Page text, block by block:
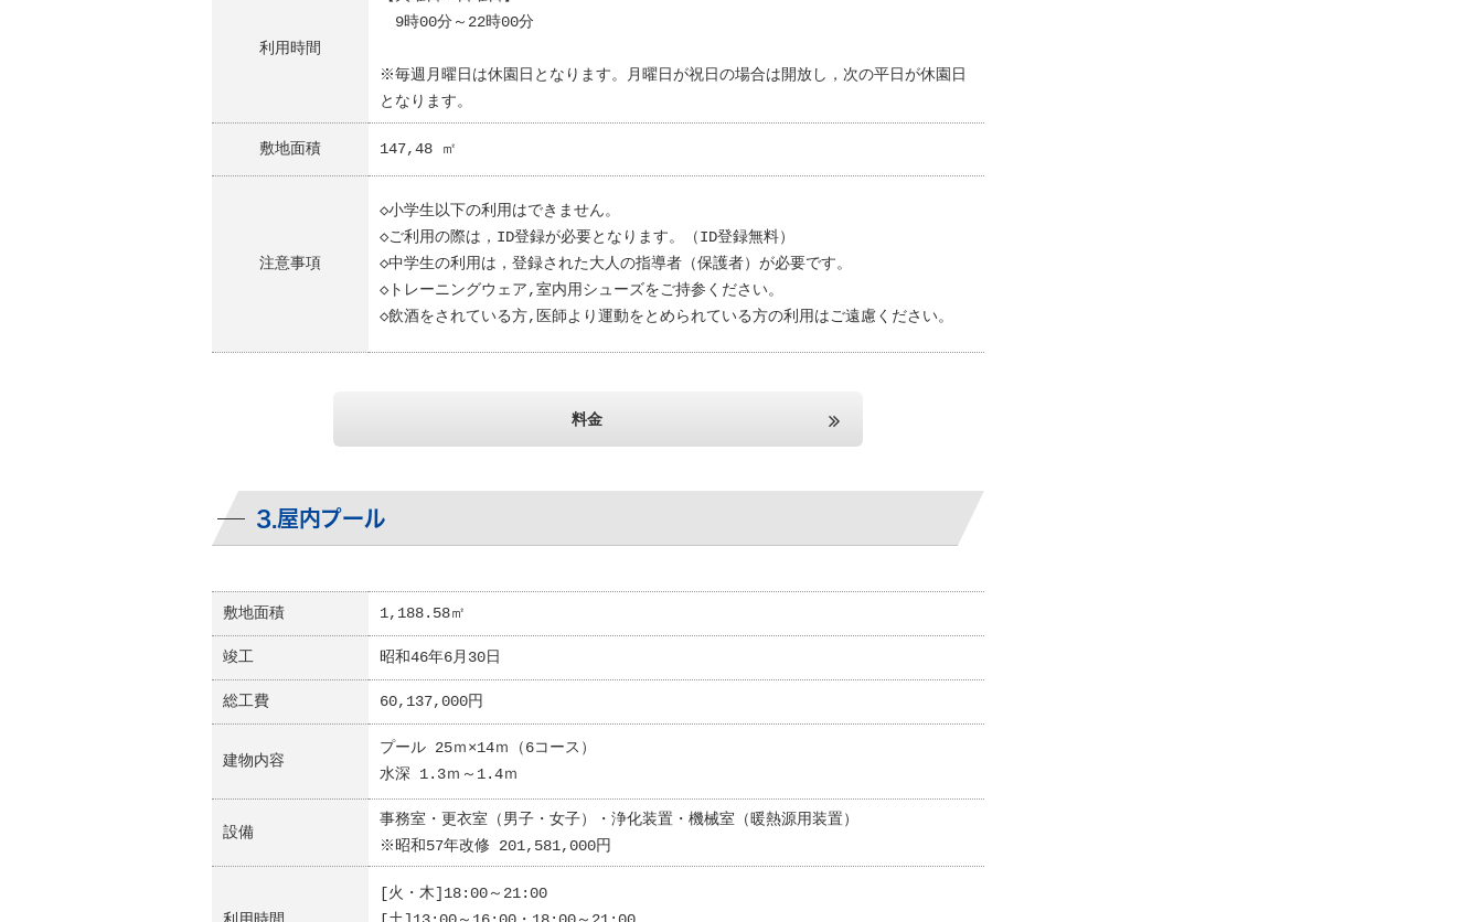
利用時間
9時00分～22時00分
※毎週月曜日は休園日となります。月曜日が祝日の場合は開放し，次の平日が休園日
となります。
敷地面積 147,48 ㎡
注意事項
◇小学生以下の利用はできません。
◇ご利用の際は，ID登録が必要となります。（ID登録無料）
◇中学生の利用は，登録された大人の指導者（保護者）が必要です。
◇トレーニングウェア,室内用シューズをご持参ください。
◇飲酒をされている方,医師より運動をとめられている方の利用はご遠慮ください。
料金
3.屋内プール
敷地面積 1,188.58㎡
竣工 昭和46年6月30日
総工費 60,137,000円
建物内容
プール 25ｍ×14ｍ（6コース）
水深 1.3ｍ～1.4ｍ
設備
事務室・更衣室（男子・女子）・浄化装置・機械室（暖熱源用装置）
※昭和57年改修 201,581,000円
[火・木]18:00～21:00